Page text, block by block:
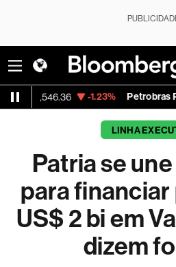
-1.23% Petrobras PN 42.13
LINHA
Patria se
para
US$ 2 bi em
dizem